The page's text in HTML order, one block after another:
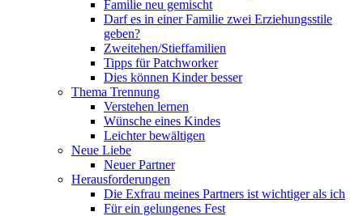
Familie neu gemischt
Darf es in einer Familie zwei Erziehungsstile
geben?
Zweitehen/Stieffamilien
Tipps für Patchworker
Dies können Kinder besser
Thema Trennung
Verstehen lernen
Wünsche eines Kindes
Leichter bewältigen
Neue Liebe
Neuer Partner
Herausforderungen
Die Exfrau meines Partners ist wichtiger als ich
Für ein gelungenes Fest